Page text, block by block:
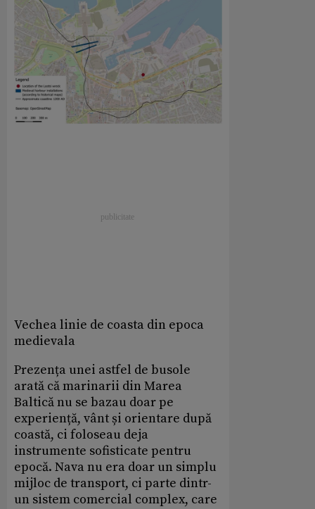
Vechea linie de coasta din epoca
medievala
Prezența unei astfel de busole
arată că marinarii din Marea
Baltică nu se bazau doar pe
experiență, vânt și orientare după
coastă, ci foloseau deja
instrumente sofisticate pentru
epocă. Nava nu era doar un simplu
mijloc de transport, ci parte dintr-
un sistem comercial complex, care